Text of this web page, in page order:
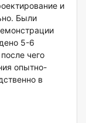
и
Были
5-6
чего
опытно-
в